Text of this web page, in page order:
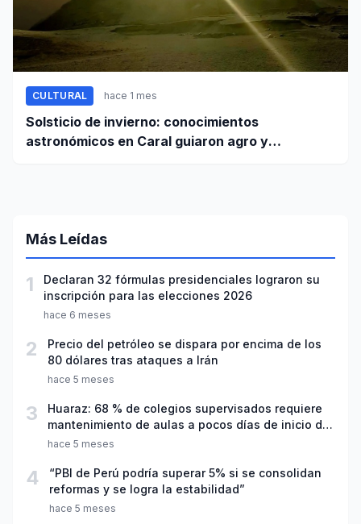
CULTURAL hace 1 mes
Solsticio de invierno: conocimientos
astronómicos en Caral guiaron agro y
Más Leídas
1
Declaran 32 fórmulas presidenciales lograron su
inscripción para las elecciones 2026
hace 6 meses
2
Precio del petróleo se dispara por encima de los
80 dólares tras ataques a Irán
hace 5 meses
3
Huaraz: 68 % de colegios supervisados requiere
mantenimiento de aulas a pocos días de inicio del
año escolar 2026
hace 5 meses
4
“PBI de Perú podría superar 5% si se consolidan
reformas y se logra la estabilidad”
hace 5 meses